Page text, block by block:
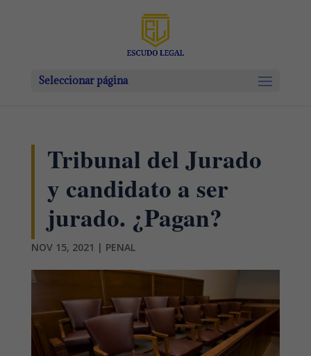
Seleccionar página
Tribunal del Jurado
y candidato a ser
jurado. ¿Pagan?
NOV 15, 2021 | PENAL